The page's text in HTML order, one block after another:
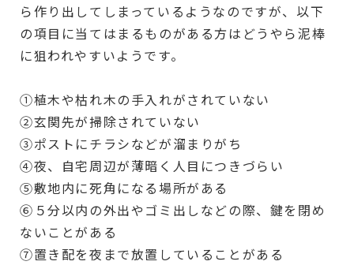
ら作り出してしまっているようなのですが、以下
の項目に当てはまるものがある方はどうやら泥棒
に狙われやすいようです。
①植木や枯れ木の手入れがされていない
②玄関先が掃除されていない
③ポストにチラシなどが溜まりがち
④夜、自宅周辺が薄暗く人目につきづらい
⑤敷地内に死角になる場所がある
⑥５分以内の外出やゴミ出しなどの際、鍵を閉め
ないことがある
⑦置き配を夜まで放置していることがある